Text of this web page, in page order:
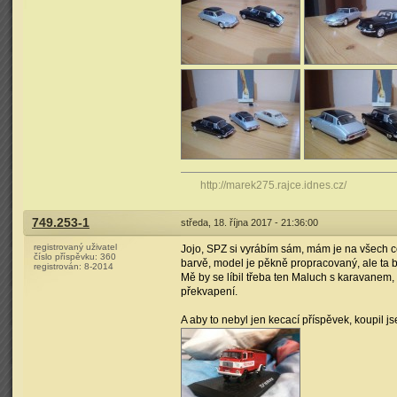
http://marek275.rajce.idnes.cz/
749.253-1 středa, 18. října 2017 - 21:36:00
registrovaný uživatel
číslo příspěvku: 360
registrován: 8-2014
Jojo, SPZ si vyrábím sám, mám je na všech
barvě, model je pěkně propracovaný, ale ta
Mě by se líbil třeba ten Maluch s
překvapení.
A aby to nebyl jen kecací příspěvek, koupil